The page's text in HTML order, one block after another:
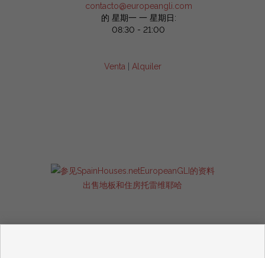
contacto@europeangli.com
的 星期一 一 星期日:
08:30 - 21:00
Venta| Alquiler
出售地板和住房托雷维耶哈